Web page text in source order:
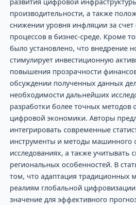
производительности, а также
снижении уровня инфляции за
процессов в бизнес-среде. Кроме
было установлено, что внедрение
стимулирует инвестиционную
повышения прозрачности
обсуждении полученных данных
необходимости дальнейших
разработки более точных методов
цифровой экономики. Авторы
интегрировать современные
инструменты и методы машинного
исследованиях, а также учитывать
региональных особенностей. В
том, что адаптация традиционных
реалиям глобальной
значение для эффективного